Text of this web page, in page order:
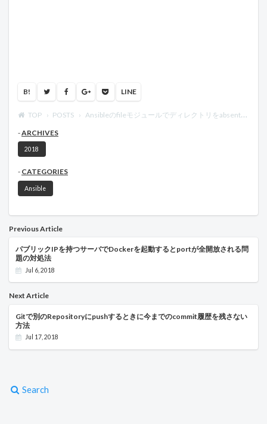
B! LINE
TOP POSTS
Ansibleのfileモジュールでディレクトリをabsentするのは危険
ARCHIVES
2018
CATEGORIES
Ansible
Previous Article
パブリックIPを持つサーバでDockerを起動するとportが全開放される問
題の対処法
Jul 6, 2018
Next Article
Gitで別のRepositoryにpushするときに今までのcommit履歴を残さない
方法
Jul 17, 2018
Search